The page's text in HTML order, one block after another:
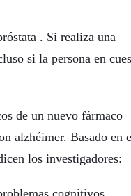
. Si realiza una
si la persona en
de un nuevo fármaco
alzhéimer. Basado en
los investigadores: